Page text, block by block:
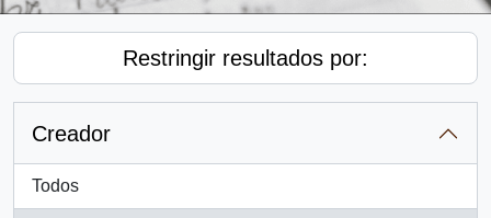
Restringir resultados por:
Creador
Todos